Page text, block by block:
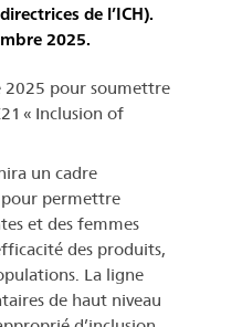
de l’ICH).
2025.
2025 pour soumettre
« Inclusion of
un cadre
pour permettre
et des femmes
des produits,
La ligne
de haut niveau